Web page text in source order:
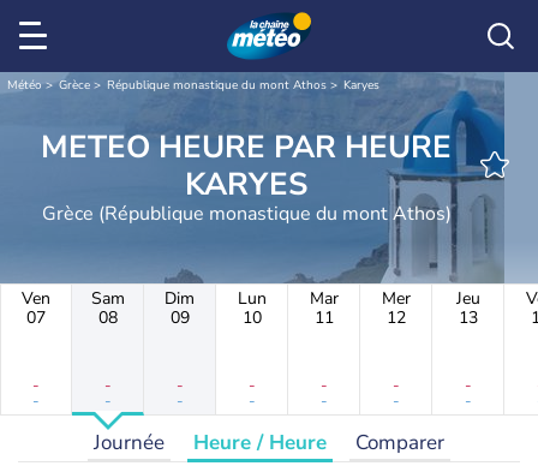
Météo Grèce République monastique du mont Athos Karyes
METEO HEURE PAR HEURE
KARYES
Grèce (République monastique du mont Athos)
Ven
07
-
-
Sam
08
-
-
Dim
09
-
-
Lun
10
-
-
Mar
11
-
-
Mer
12
-
-
Jeu
13
-
-
Journée Heure / Heure Comparer